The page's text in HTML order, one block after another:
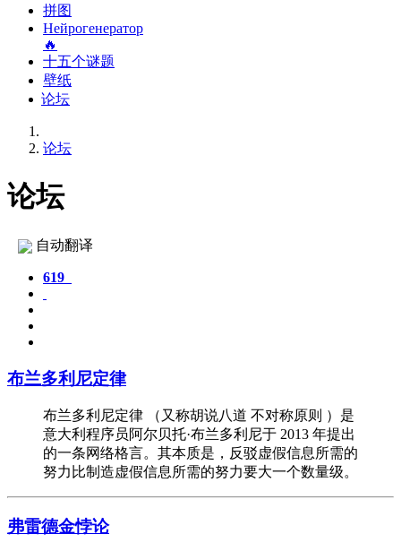
拼图
Нейрогенератор
🔥
十五个谜题
壁纸
论坛
论坛
论坛
自动翻译
619
布兰多利尼定律
布兰多利尼定律 （又称胡说八道 不对称原则 ）是
意大利程序员阿尔贝托·布兰多利尼于 2013 年提出
的一条网络格言。其本质是，反驳虚假信息所需的
努力比制造虚假信息所需的努力要大一个数量级。
弗雷德金悖论